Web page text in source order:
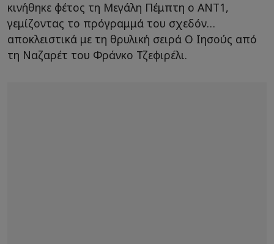
κινήθηκε φέτος τη Μεγάλη Πέμπτη ο ΑΝΤ1,
γεμίζοντας το πρόγραμμά του σχεδόν…
αποκλειστικά με τη θρυλική σειρά O Ιησούς από
τη Ναζαρέτ του Φράνκο Τζεφιρέλι.